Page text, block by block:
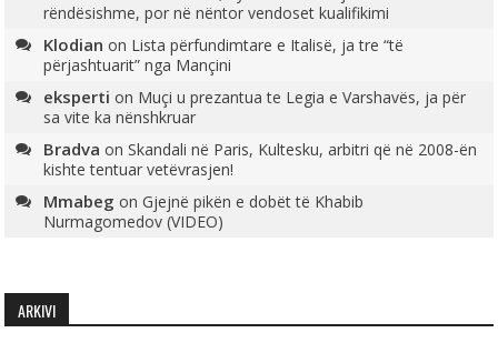
rëndësishme, por në nëntor vendoset kualifikimi
Klodian on Lista përfundimtare e Italisë, ja tre “të
përjashtuarit” nga Mançini
eksperti on Muçi u prezantua te Legia e Varshavës, ja për
sa vite ka nënshkruar
Bradva onSkandali në Paris, Kultesku, arbitri që në 2008-ën
kishte tentuar vetëvrasjen!
Mmabeg onGjejnë pikën e dobët të Khabib
Nurmagomedov (VIDEO)
ARKIVI